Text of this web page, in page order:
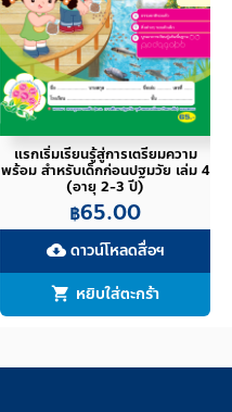
แรกเริ่มเรียนรู้สู่การเตรียมความ
พร้อม สำหรับเด็กก่อนปฐมวัย เล่ม 4
(อายุ 2-3 ปี)
฿65.00
cloud_downloadดาวน์โหลดสื่อฯ
หยิบใส่ตะกร้า